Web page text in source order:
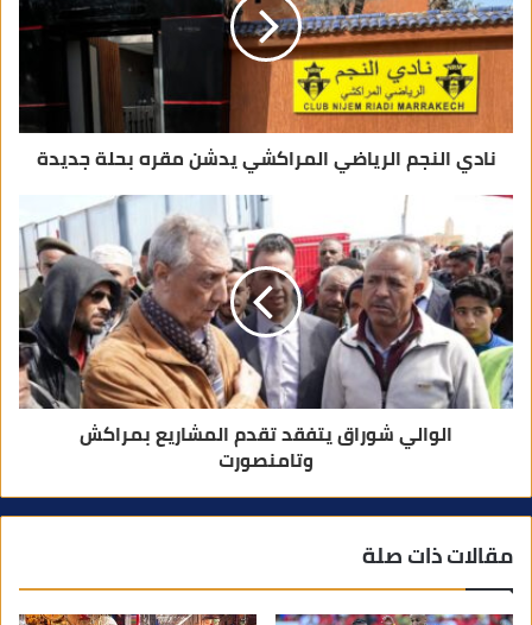
ت
ر
و
نادي النجم الرياضي المراكشي يدشن مقره بحلة جديدة
الوالي شوراق يتفقد تقدم المشاريع بمراكش
وتامنصورت
مقالات ذات صلة